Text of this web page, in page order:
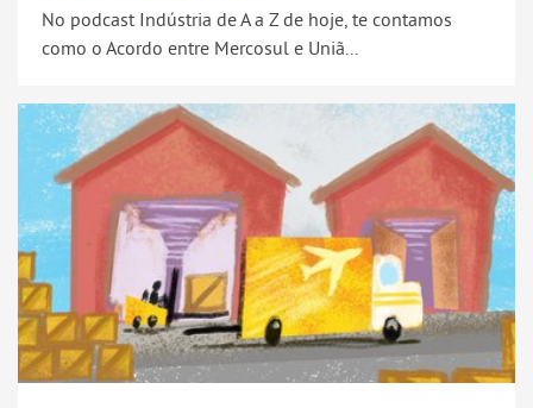
No podcast Indústria de A a Z de hoje, te contamos
como o Acordo entre Mercosul e Uniã...